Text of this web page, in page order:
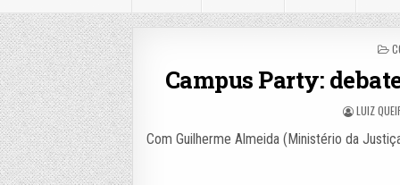
Campus Party:
LUIZ
Com Guilherme Almeida (Ministério da